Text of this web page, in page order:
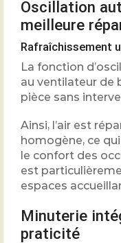
Oscillation
meilleure
Rafraîchissement
La fonction
au ventilateur de
pièce sans
Ainsi, l’air est
homogène, ce
le confort des
est
espaces
Minuterie
praticité